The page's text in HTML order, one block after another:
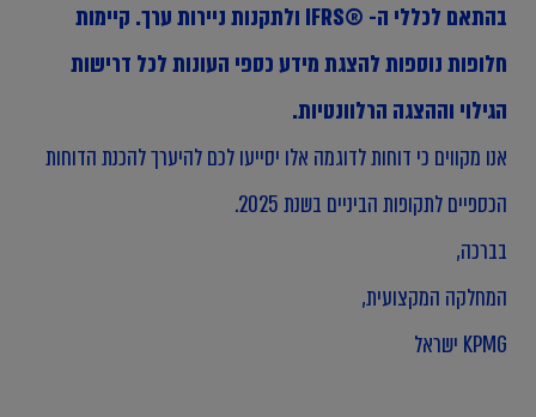
בהתאם לכללי ה- ®IFRS ולתקנות ניירות ערך. קיימות
חלופות נוספות להצגת מידע כספי העונות לכל דרישות
הגילוי וההצגה הרלוונטיות.
אנו מקווים כי דוחות לדוגמה אלו יסייעו לכם להיערך להכנת הדוחות
הכספיים לתקופות הביניים בשנת 2025.
בברכה,
המחלקה המקצועית,
KPMG ישראל